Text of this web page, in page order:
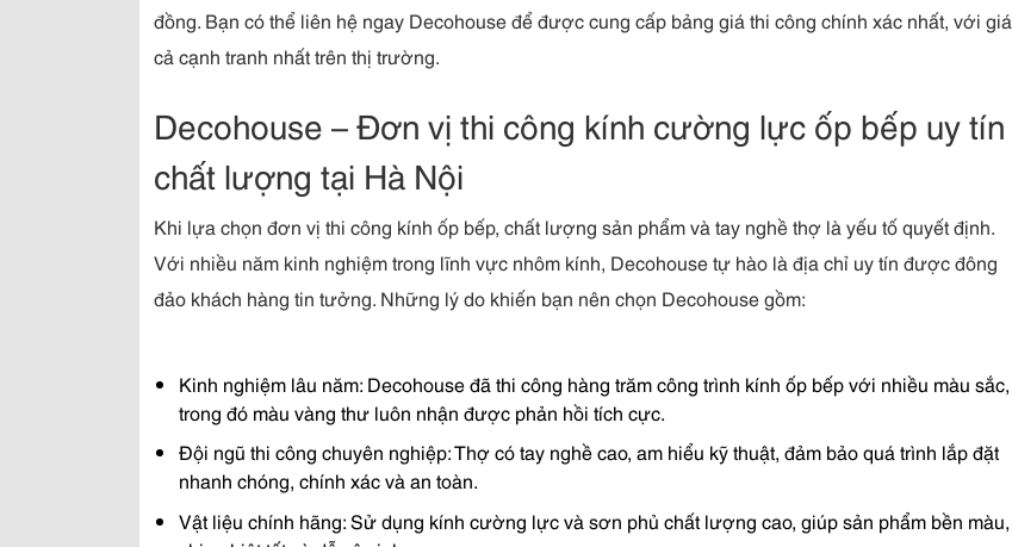
đồng. Bạn có thể liên hệ ngay Decohouse để được cung cấp bảng giá thi công chính xác nhất, với giá
cả cạnh tranh nhất trên thị trường.
Decohouse – Đơn vị thi công kính cường lực ốp bếp uy tín
chất lượng tại Hà Nội
Khi lựa chọn đơn vị thi công kính ốp bếp, chất lượng sản phẩm và tay nghề thợ là yếu tố quyết định.
Với nhiều năm kinh nghiệm trong lĩnh vực nhôm kính, Decohouse tự hào là địa chỉ uy tín được đông
đảo khách hàng tin tưởng. Những lý do khiến bạn nên chọn Decohouse gồm:
Kinh nghiệm lâu năm: Decohouse đã thi công hàng trăm công trình kính ốp bếp với nhiều màu sắc,
trong đó màu vàng thư luôn nhận được phản hồi tích cực.
Đội ngũ thi công chuyên nghiệp: Thợ có tay nghề cao, am hiểu kỹ thuật, đảm bảo quá trình lắp đặt
nhanh chóng, chính xác và an toàn.
Vật liệu chính hãng: Sử dụng kính cường lực và sơn phủ chất lượng cao, giúp sản phẩm bền màu,